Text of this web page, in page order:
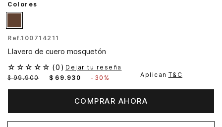
Colores
Ref.100714211
Llavero de cuero mosquetón
☆ ☆ ☆ ☆ ☆ (0 ) Dejar tu reseña
$ 99.900 $ 69. 930 - 30% Aplican T&C
COMPRAR AHORA